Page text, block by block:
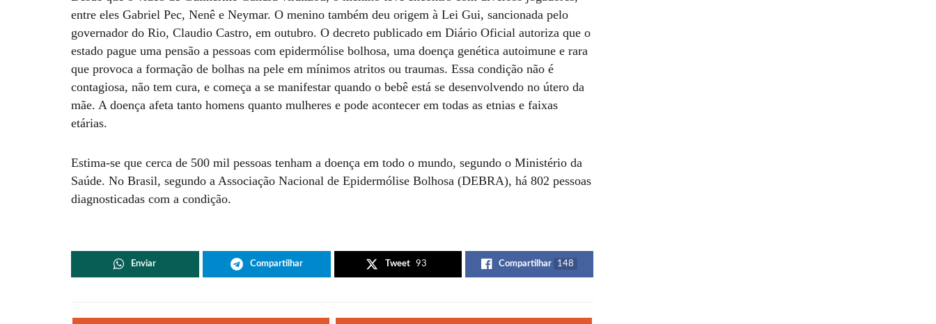
entre eles Gabriel Pec, Nenê e Neymar. O menino também deu origem à Lei Gui, sancionada pelo
governador do Rio, Claudio Castro, em outubro. O decreto publicado em Diário Oficial autoriza que o
estado pague uma pensão a pessoas com epidermólise bolhosa, uma doença genética autoimune e rara
que provoca a formação de bolhas na pele em mínimos atritos ou traumas. Essa condição não é
contagiosa, não tem cura, e começa a se manifestar quando o bebê está se desenvolvendo no útero da
mãe. A doença afeta tanto homens quanto mulheres e pode acontecer em todas as etnias e faixas
etárias.
Estima-se que cerca de 500 mil pessoas tenham a doença em todo o mundo, segundo o Ministério da
Saúde. No Brasil, segundo a Associação Nacional de Epidermólise Bolhosa (DEBRA), há 802 pessoas
diagnosticadas com a condição.
Enviar Compartilhar Tweet 93 Compartilhar 148